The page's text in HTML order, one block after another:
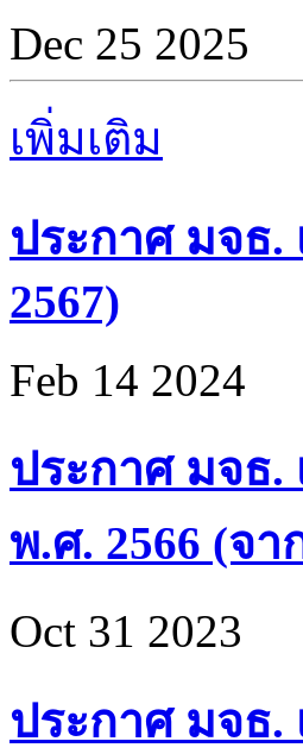
Dec 25 2025
เพิ่มเติม
ประกาศ มจธ.
2567)
Feb 14 2024
ประกาศ มจธ.
พ.ศ. 2566 (จา
Oct 31 2023
ประกาศ มจธ.